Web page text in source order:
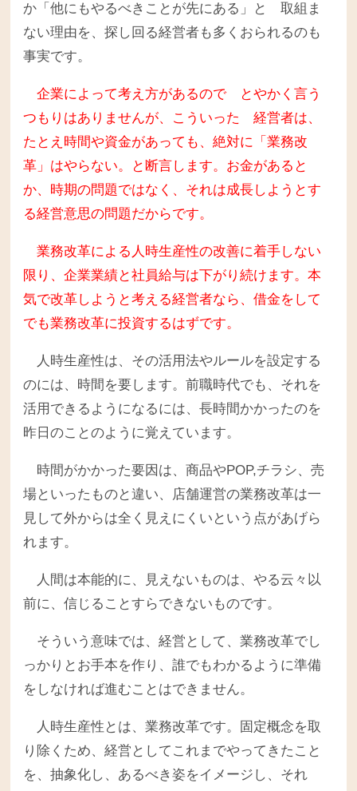
か「他にもやるべきことが先にある」と 取組ま
ない理由を、探し回る経営者も多くおられるのも
事実です。
企業によって考え方があるので とやかく言う
つもりはありませんが、こういった 経営者は、
たとえ時間や資金があっても、絶対に「業務改
革」はやらない。と断言します。お金があると
か、時期の問題ではなく、それは成長しようとす
る経営意思の問題だからです。
業務改革による人時生産性の改善に着手しない
限り、企業業績と社員給与は下がり続けます。本
気で改革しようと考える経営者なら、借金をして
でも業務改革に投資するはずです。
人時生産性は、その活用法やルールを設定する
のには、時間を要します。前職時代でも、それを
活用できるようになるには、長時間かかったのを
昨日のことのように覚えています。
時間がかかった要因は、商品やPOP,チラシ、売
場といったものと違い、店舗運営の業務改革は一
見して外からは全く見えにくいという点があげら
れます。
人間は本能的に、見えないものは、やる云々以
前に、信じることすらできないものです。
そういう意味では、経営として、業務改革でし
っかりとお手本を作り、誰でもわかるように準備
をしなければ進むことはできません。
人時生産性とは、業務改革です。固定概念を取
り除くため、経営としてこれまでやってきたこと
を、抽象化し、あるべき姿をイメージし、それ